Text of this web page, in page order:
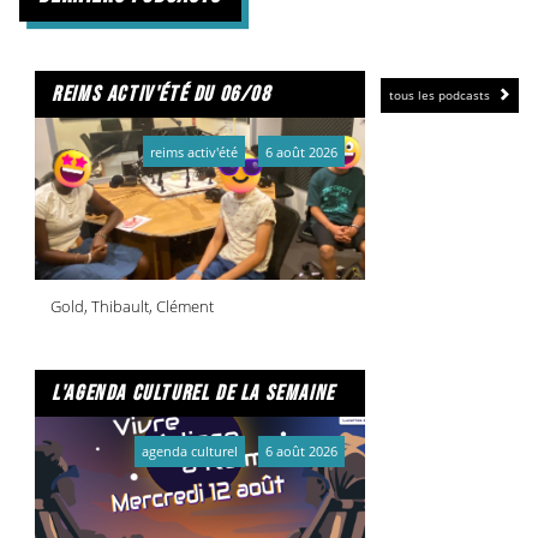
tous les podcasts
reims activ'été du 06/08
Gold, Thibault, Clément
reims activ'été 6 août 2026
l'agenda culturel de la semaine
agenda culturel 6 août 2026